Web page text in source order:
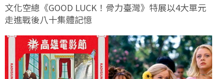
文化空總《GOOD LUCK！骨力臺灣》特展以4大單元
走進戰後八十集體記憶